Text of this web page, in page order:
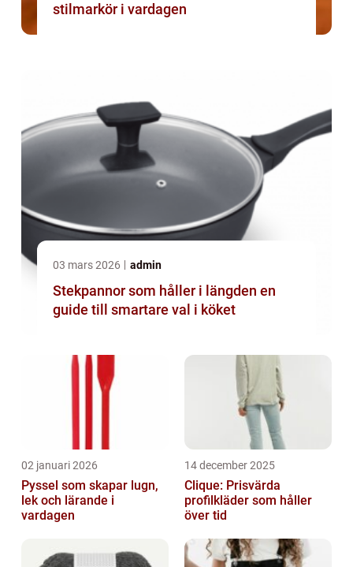
stilmarkör i vardagen
03 mars 2026 admin
Stekpannor som håller i längden en
guide till smartare val i köket
02 januari 2026
Pyssel som skapar lugn,
lek och lärande i
vardagen
14 december 2025
Clique: Prisvärda
profilkläder som håller
över tid